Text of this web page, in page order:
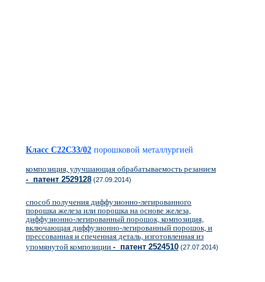
Класс C22C33/02 порошковой металлургией
композиция, улучшающая обрабатываемость резанием
- патент 2529128 (27.09.2014)
способ получения диффузионно-легированного
порошка железа или порошка на основе железа,
диффузионно-легированный порошок, композиция,
включающая диффузионно-легированный порошок, и
прессованная и спеченная деталь, изготовленная из
упомянутой композиции - патент 2524510 (27.07.2014)